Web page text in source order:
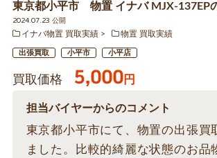
東京都小平市 物置 イナバ MJX-137EP
2024.07.23 公開
イナバ物置 買取実績
物置 買取実績
出張買取 小平市 小平店
買取価格 5,000円
担当バイヤーからのコメント
東京都小平市にて、物置の出張買
ました。比較的綺麗な状態のお品